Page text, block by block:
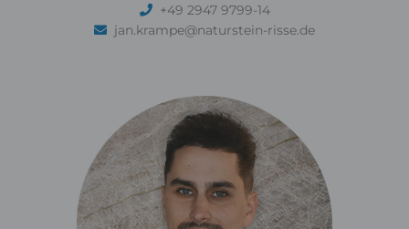
+49 2947 9799-14
jan.krampe@naturstein-risse.de